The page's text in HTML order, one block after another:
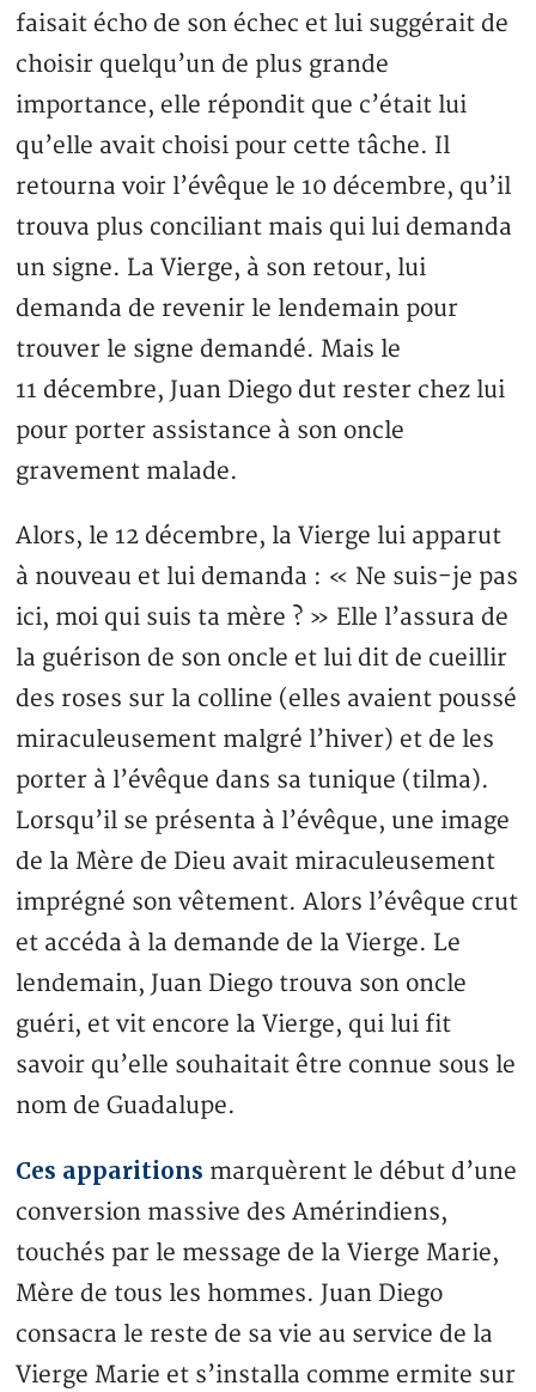
faisait écho de son échec et lui suggérait de
choisir quelqu’un de plus grande
importance, elle répondit que c’était lui
qu’elle avait choisi pour cette tâche. Il
retourna voir l’évêque le 10 décembre, qu’il
trouva plus conciliant mais qui lui demanda
un signe. La Vierge, à son retour, lui
demanda de revenir le lendemain pour
trouver le signe demandé. Mais le
11 décembre, Juan Diego dut rester chez lui
pour porter assistance à son oncle
gravement malade.
Alors, le 12 décembre, la Vierge lui apparut
à nouveau et lui demanda : « Ne suis-je pas
ici, moi qui suis ta mère ? » Elle l’assura de
la guérison de son oncle et lui dit de cueillir
des roses sur la colline (elles avaient poussé
miraculeusement malgré l’hiver) et de les
porter à l’évêque dans sa tunique (tilma).
Lorsqu’il se présenta à l’évêque, une image
de la Mère de Dieu avait miraculeusement
imprégné son vêtement. Alors l’évêque crut
et accéda à la demande de la Vierge. Le
lendemain, Juan Diego trouva son oncle
guéri, et vit encore la Vierge, qui lui fit
savoir qu’elle souhaitait être connue sous le
nom de Guadalupe.
Ces apparitions marquèrent le début d’une
conversion massive des Amérindiens,
touchés par le message de la Vierge Marie,
Mère de tous les hommes. Juan Diego
consacra le reste de sa vie au service de la
Vierge Marie et s’installa comme ermite sur